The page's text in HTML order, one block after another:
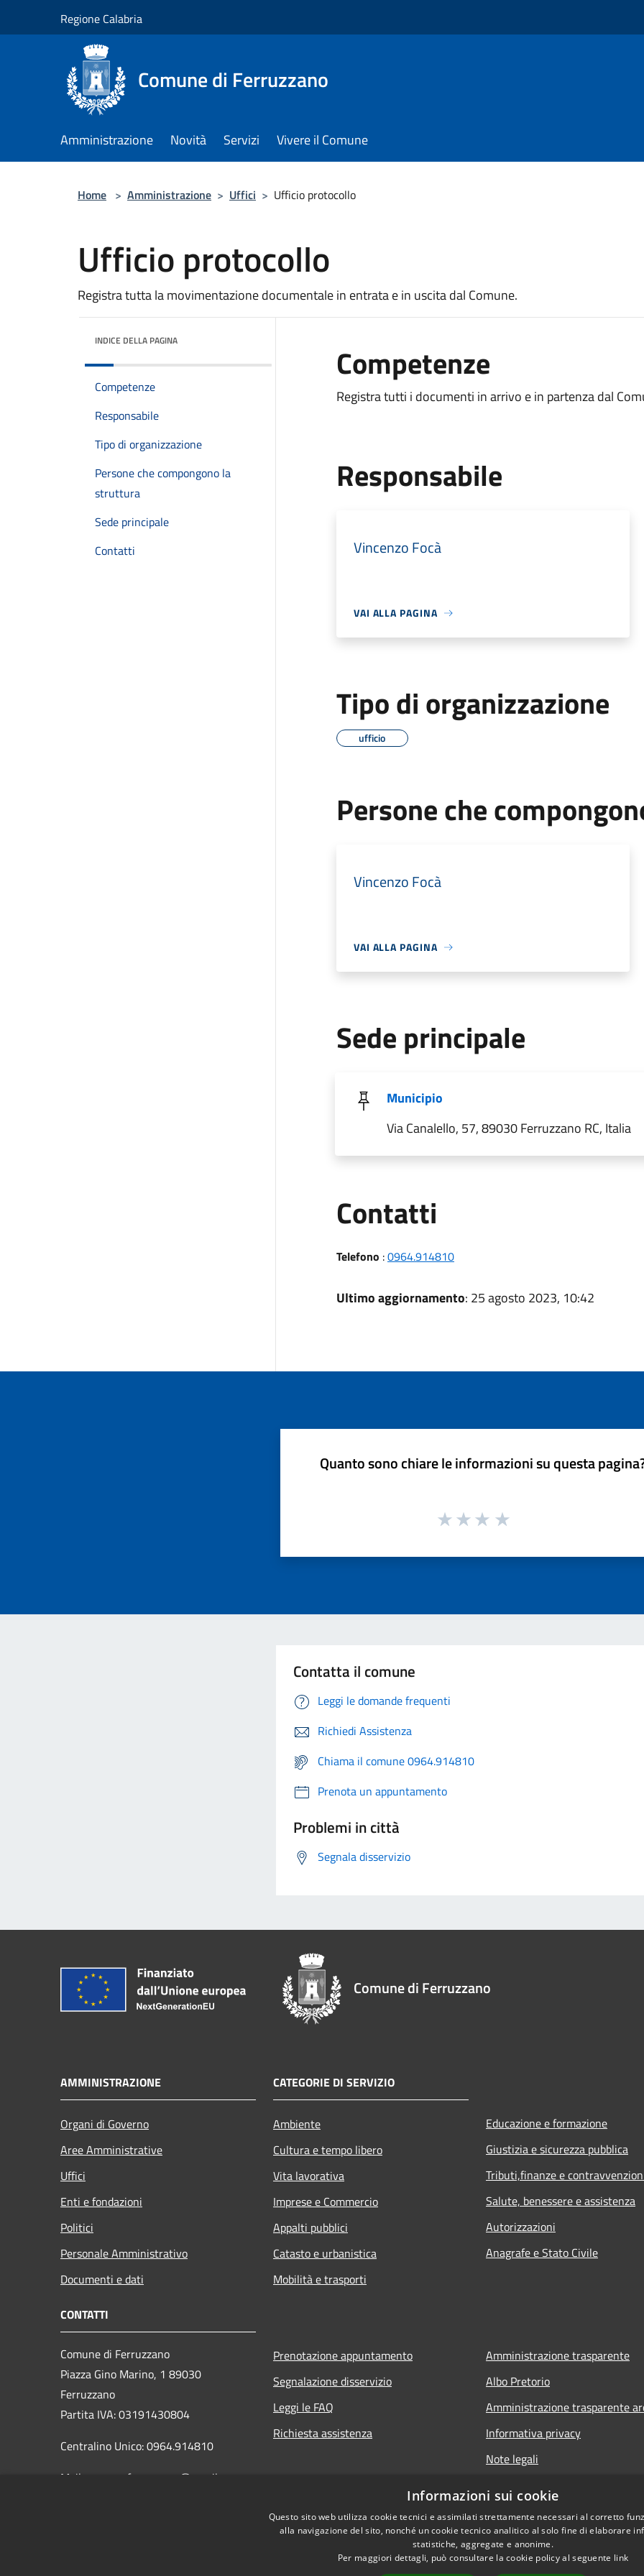
Regione Calabria
Comune di Ferruzzano
Amministrazione Novità Servizi Vivere il Comune
Home > Amministrazione > Uffici > Ufficio protocollo
Ufficio protocollo
Registra tutta la movimentazione documentale in entrata e in uscita dal Comune.
INDICE DELLA PAGINA
Competenze
Responsabile
Tipo di organizzazione
Persone che compongono la
struttura
Sede principale
Contatti
Competenze
Registra tutti i documenti in arrivo e in partenza dal
Responsabile
Vincenzo Focà
VAI ALLA PAGINA
Tipo di organizzazione
ufficio
Persone che
Vincenzo Focà
VAI ALLA PAGINA
Sede principale
Municipio
Via Canalello, 57, 89030 Ferruzzano RC, Italia
Contatti
Telefono :0964.914810
Ultimo aggiornamento: 25 agosto 2023, 10:42
Quanto sono chiare le informazioni su questa
Contatta il comune
Leggi le domande frequenti
Richiedi Assistenza
Chiama il comune 0964.914810
Prenota un appuntamento
Problemi in città
Segnala disservizio
Comune di Ferruzzano
AMMINISTRAZIONE
Organi di Governo
Aree Amministrative
Uffici
Enti e fondazioni
Politici
Personale Amministrativo
Documenti e dati
CATEGORIE DI SERVIZIO
Ambiente
Cultura e tempo libero
Vita lavorativa
Imprese e Commercio
Appalti pubblici
Catasto e urbanistica
Mobilità e trasporti
Educazione e formazione
Giustizia e sicurezza pubblica
Tributi,finanze e
Salute, benessere e assistenza
Autorizzazioni
Anagrafe e Stato Civile
CONTATTI
Comune di Ferruzzano
Piazza Gino Marino, 1 89030
Ferruzzano
Partita IVA: 03191430804
Centralino Unico: 0964.914810
Mail: comune.ferruzzano@gmail.com
Prenotazione appuntamento
Segnalazione disservizio
Leggi le FAQ
Richiesta assistenza
Amministrazione trasparente
Albo Pretorio
Amministrazione trasparente
Informativa privacy
Note legali
Informazioni sui cookie
Questo sito web utilizza cookie tecnici e assimilati strettamente necessari al corretto
alla navigazione del sito, nonché un cookie tecnico analitico al solo fine di elaborare
statistiche, aggregate e anonime.
Per maggiori dettagli, può consultare la cookie policy al seguente link